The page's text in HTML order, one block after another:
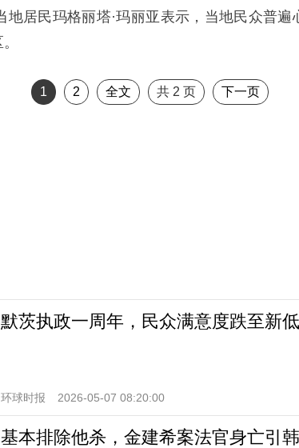
地居民玛格丽塔·玛丽亚表示，当地民众普遍
1 2 全文 共2 页 下一页
默茨执政一周年，民众满意度跌至新低
环球时报 2026-05-07 08:20:00
基本排除他杀，金建希案法官身亡引